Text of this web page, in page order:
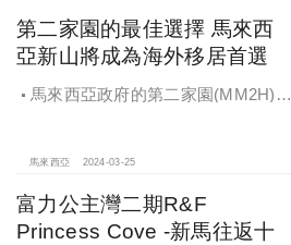
第二家園的最佳選擇 馬來西
亞新山將成為海外移居首選
馬來西亞政府的第二家園(MM2H)移
幅馬來西亞 2024-03-25
富力公主灣二期R&F
Princess Cove -新馬往返十